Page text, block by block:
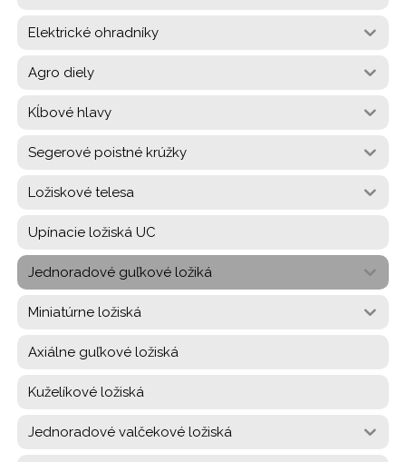
Elektrické ohradníky
Agro diely
Kĺbové hlavy
Segerové poistné krúžky
Ložiskové telesa
Upínacie ložiská UC
Jednoradové guľkové ložiká
Miniatúrne ložiská
Axiálne guľkové ložiská
Kuželíkové ložiská
Jednoradové valčekové ložiská